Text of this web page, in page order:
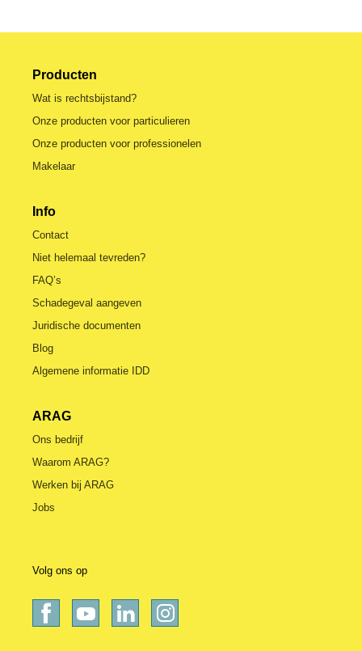
Producten
Wat is rechtsbijstand?
Onze producten voor particulieren
Onze producten voor professionelen
Makelaar
Info
Contact
Niet helemaal tevreden?
FAQ’s
Schadegeval aangeven
Juridische documenten
Blog
Algemene informatie IDD
ARAG
Ons bedrijf
Waarom ARAG?
Werken bij ARAG
Jobs
Volg ons op